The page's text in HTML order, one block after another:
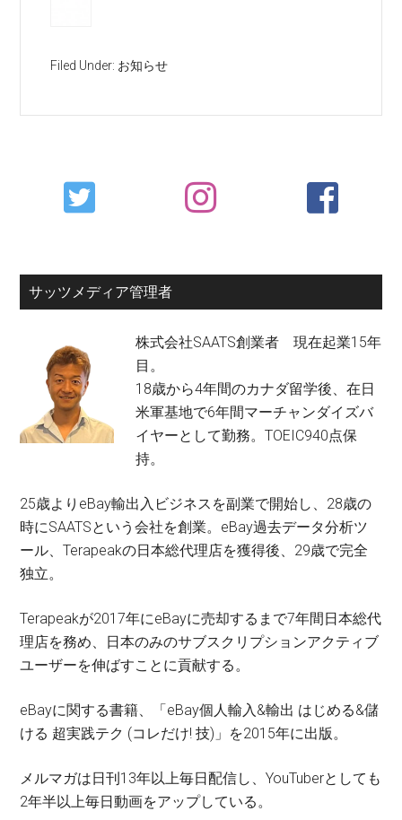
Filed Under: お知らせ
Primary
Sidebar
サッツメディア管理者
株式会社SAATS創業者 現在起業15年
目。
18歳から4年間のカナダ留学後、在日
米軍基地で6年間マーチャンダイズバ
イヤーとして勤務。TOEIC940点保
持。
25歳よりeBay輸出入ビジネスを副業で開始し、28歳の
時にSAATSという会社を創業。eBay過去データ分析ツ
ール、Terapeakの日本総代理店を獲得後、29歳で完全
独立。
Terapeakが2017年にeBayに売却するまで7年間日本総代
理店を務め、日本のみのサブスクリプションアクティブ
ユーザーを伸ばすことに貢献する。
eBayに関する書籍、「eBay個人輸入&輸出 はじめる&儲
ける 超実践テク (コレだけ! 技)」を2015年に出版。
メルマガは日刊13年以上毎日配信し、YouTuberとしても
2年半以上毎日動画をアップしている。